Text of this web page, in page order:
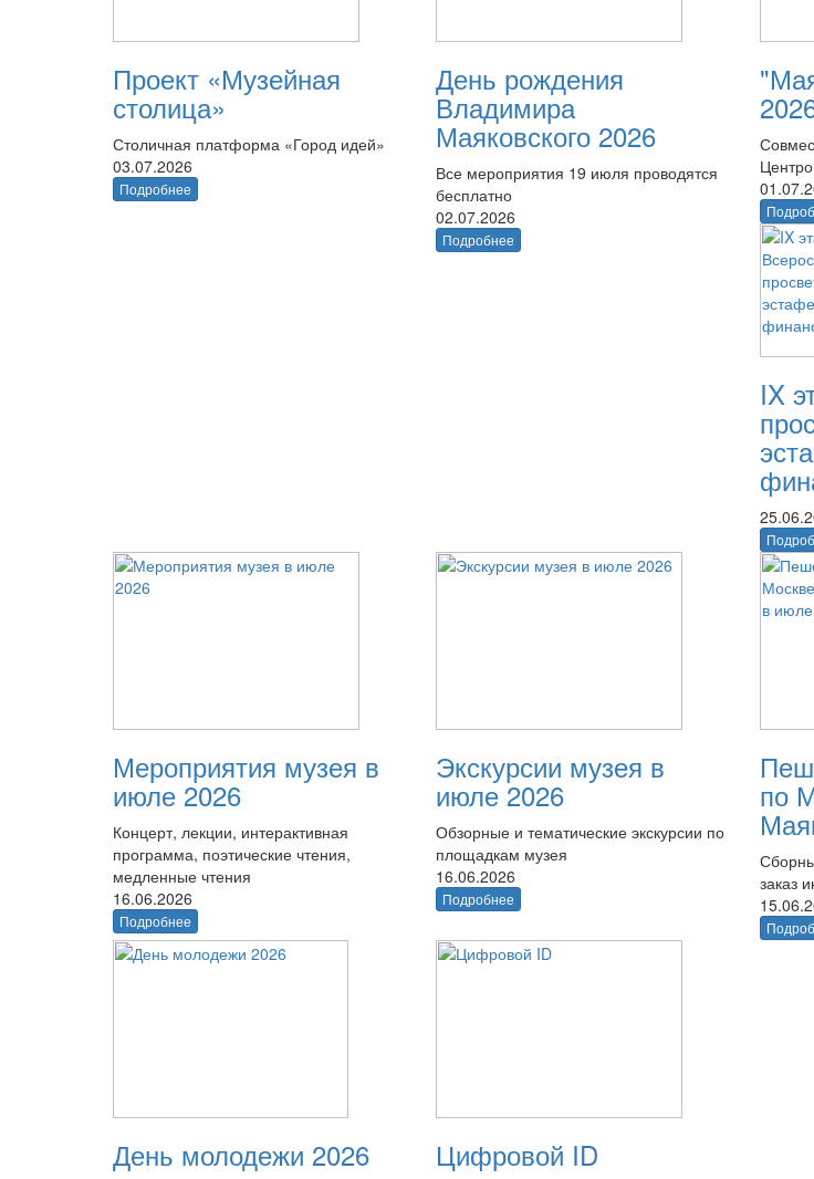
Проект «Музейная
столица»
Столичная платформа «Город идей»
03.07.2026
Подробнее
День рождения
Владимира
Маяковского 2026
Все мероприятия 19 июля проводятся
бесплатно
02.07.2026
Подробнее
IX
Мероприятия музея в
июле 2026
Концерт, лекции, интерактивная
программа, поэтические чтения,
медленные чтения
16.06.2026
Подробнее
Экскурсии музея в
июле 2026
Обзорные и тематические экскурсии по
площадкам музея
16.06.2026
Подробнее
по
заказ
День молодежи 2026 Цифровой ID